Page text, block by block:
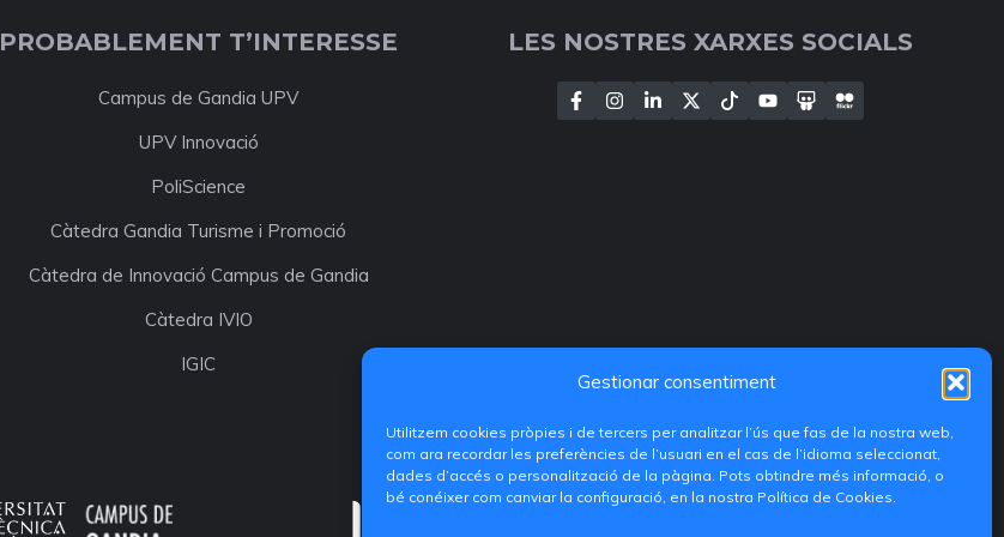
Gestionar consentiment
Utilitzem cookies pròpies i de tercers per analitzar l’ús que fas de la nostra web,
com ara recordar les preferències de l’usuari en el cas de l’idioma seleccionat,
dades d’accés o personalització de la pàgina. Pots obtindre més informació, o
bé conéixer com canviar la configuració, en la nostra Política de Cookies.
PROBABLEMENT T’INTERESSE
Campus de Gandia UPV
UPV Innovació
PoliScience
Càtedra Gandia Turisme i Promoció
Càtedra de Innovació Campus de Gandia
Càtedra IVIO
IGIC
LES NOSTRES XARXES SOCIALS